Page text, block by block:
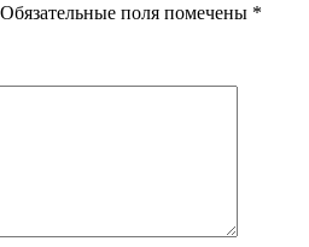
Обязательные поля помечены *